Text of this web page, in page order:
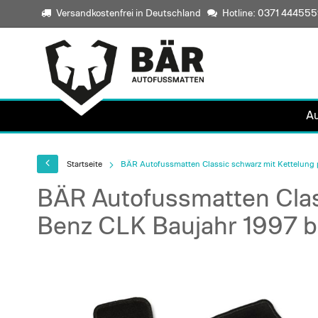
Versandkostenfrei in Deutschland Hotline: 0371
Startseite BÄR Autofussmatten Classic schwarz mit
BÄR Autofussmatten
Benz CLK Baujahr 1997